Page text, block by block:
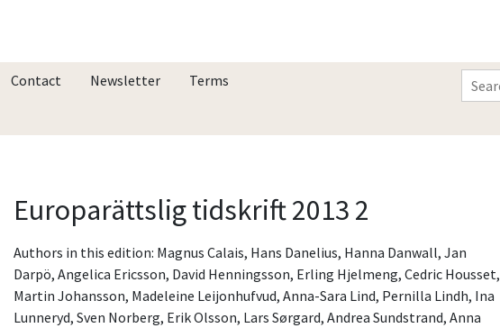
Contact Newsletter Terms
Europarättslig tidskrift 2013 2
Authors in this edition: Magnus Calais, Hans Danelius, Hanna Danwall,Jan
Darpö,Angelica Ericsson, David Henningsson, Erling Hjelmeng,Cedric Housset,
Martin Johansson, Madeleine Leijonhufvud,Anna-Sara Lind, Pernilla Lindh, Ina
Lunneryd,Sven Norberg, Erik Olsson, Lars Sørgard,Andrea Sundstrand,Anna